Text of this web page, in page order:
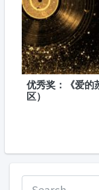
优秀奖：《爱
区）